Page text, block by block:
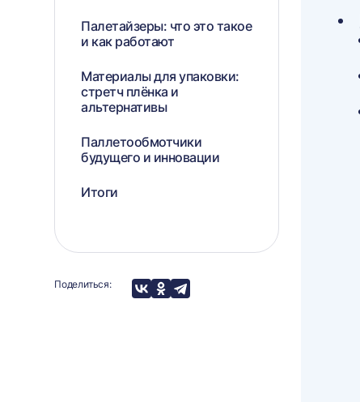
Палетайзеры: что это такое
и как работают
Материалы для упаковки:
стретч плёнка и
альтернативы
Паллетообмотчики
будущего и инновации
Итоги
Поделиться: